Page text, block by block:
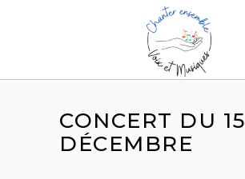
CONCERT DU 15
DÉCEMBRE